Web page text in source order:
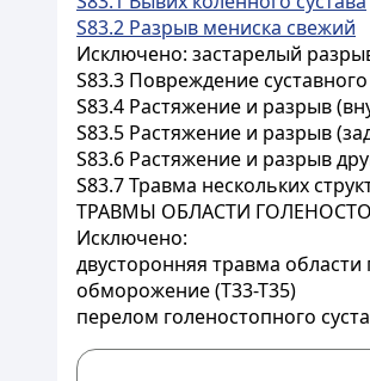
S83.2 Разрыв мениска свежий
Исключено: застарелый
S83.3 Повреждение
S83.4 Растяжение и разрыв
S83.5 Растяжение и разрыв
S83.6 Растяжение и разрыв
S83.7 Травма нескольких
ТРАВМЫ ОБЛАСТИ
Исключено:
двусторонняя травма области
обморожение (T33-T35)
перелом голеностопного